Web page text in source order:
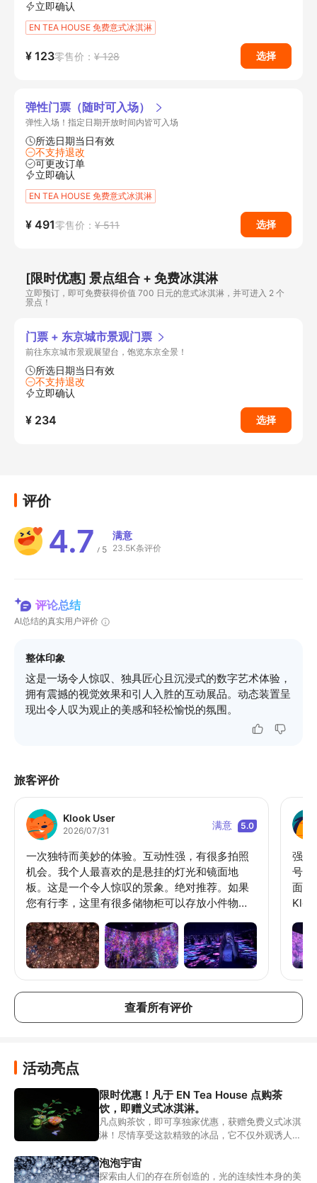
立即确认
EN TEA HOUSE 免费意式冰淇淋
零售价： ¥ 128
¥ 123 选择
弹性门票（随时可入场）
弹性入场！指定日期开放时间内皆可入场
所选日期当日有效
不支持退改
可更改订单
立即确认
EN TEA HOUSE 免费意式冰淇淋
零售价： ¥ 511
¥ 491 选择
[限时优惠] 景点组合 + 免费冰淇淋
立即预订，即可免费获得价值 700 日元的意式冰淇淋，并可进入 2 个
景点！
门票 + 东京城市景观门票
前往东京城市景观展望台，饱览东京全景！
所选日期当日有效
不支持退改
立即确认
¥ 234 选择
评价
4.7 / 5
满意
23.5K条评价
评论总结
AI总结的真实用户评价
整体印象
这是一场令人惊叹、独具匠心且沉浸式的数字艺术体验，
拥有震撼的视觉效果和引人入胜的互动展品。动态装置呈
现出令人叹为观止的美感和轻松愉悦的氛围。
旅客评价
Klook User
2026/07/31 满意 5.0
一次独特而美妙的体验。互动性强，有很多拍照
机会。我个人最喜欢的是悬挂的灯光和镜面地
板。这是一个令人惊叹的景象。绝对推荐。如果
您有行李，这里有很多储物柜可以存放小件物
烈建议您早点来，以获得人较少的体验。请务必
重新进入房间，因为设计会发生变化。
强烈
号不
面探
查看所有评价
活动亮点
限时优惠！凡于 EN Tea House 点购茶
饮，即赠义式冰淇淋。
凡点购茶饮，即可享独家优惠，获赠免费义式冰淇
淋！尽情享受这款精致的冰品，它不仅外观诱人，
完美选择。
泡泡宇宙
探索由人们的存在所创造的，光的连续性本身的美